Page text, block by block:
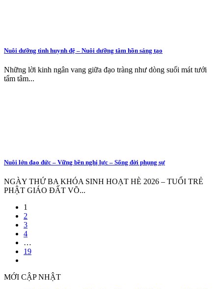
Nuôi dưỡng tình huynh đệ – Nuôi dưỡng tâm hồn sáng tạo
Những lời kinh ngân vang giữa đạo tràng như dòng suối mát tưới
tẩm tâm...
Nuôi lớn đạo đức – Vững bền nghị lực – Sống đời phụng sự
NGÀY THỨ BA KHÓA SINH HOẠT HÈ 2026 – TUỔI TRẺ
PHẬT GIÁO ĐẤT VÕ...
1
2
3
4
…
19
MỚI CẬP NHẬT